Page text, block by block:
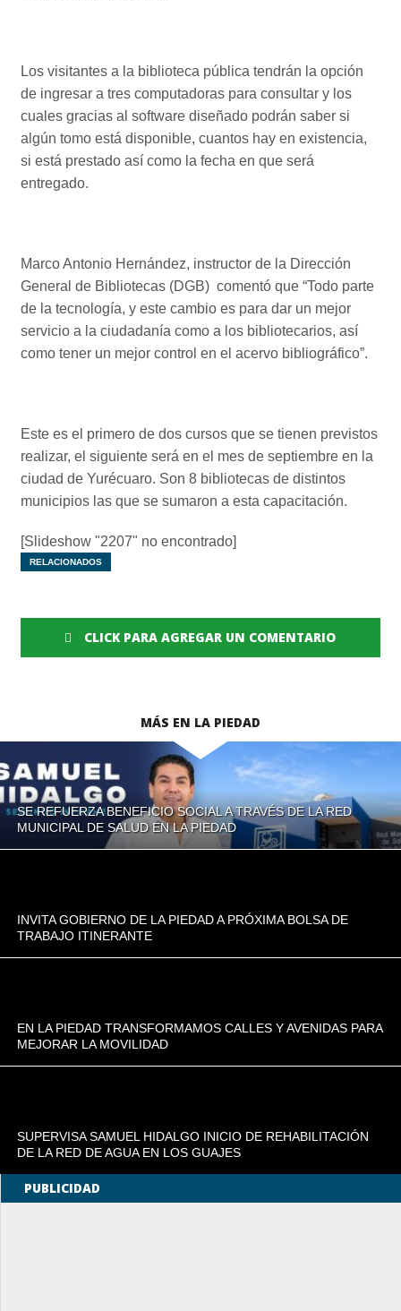
Los visitantes a la biblioteca pública tendrán la opción
de ingresar a tres computadoras para consultar y los
cuales gracias al software diseñado podrán saber si
algún tomo está disponible, cuantos hay en existencia,
si está prestado así como la fecha en que será
entregado.
Marco Antonio Hernández, instructor de la Dirección
General de Bibliotecas (DGB) comentó que “Todo parte
de la tecnología, y este cambio es para dar un mejor
servicio a la ciudadanía como a los bibliotecarios, así
como tener un mejor control en el acervo bibliográfico”.
Este es el primero de dos cursos que se tienen previstos
realizar, el siguiente será en el mes de septiembre en la
ciudad de Yurécuaro. Son 8 bibliotecas de distintos
municipios las que se sumaron a esta capacitación.
[Slideshow "2207" no encontrado]
RELACIONADOS
CLICK PARA AGREGAR UN COMENTARIO
MÁS EN LA PIEDAD
SE REFUERZA BENEFICIO SOCIAL A TRAVÉS DE LA RED
MUNICIPAL DE SALUD EN LA PIEDAD
INVITA GOBIERNO DE LA PIEDAD A PRÓXIMA BOLSA DE
TRABAJO ITINERANTE
EN LA PIEDAD TRANSFORMAMOS CALLES Y AVENIDAS PARA
MEJORAR LA MOVILIDAD
SUPERVISA SAMUEL HIDALGO INICIO DE REHABILITACIÓN
DE LA RED DE AGUA EN LOS GUAJES
PUBLICIDAD